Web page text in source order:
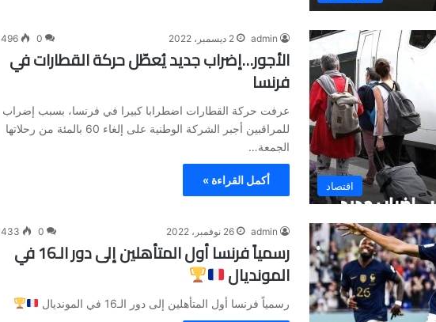
اقتصاد
admin 2 ديسمبر، 2022 0
496
الأجور…إضراب جديد يُعطّل حركة القطارات في
فرنسا
عرفت حركة القطارات اضطرابا كبيرا في فرنسا، بسبب إضراب
للمراقبين أجبر الشركة الوطنية على إلغاء 60 بالمئة من رحلاتها
الجمعة…
أكمل القراءة »
admin 26 نوفمبر، 2022 0
433
رسمياً فرنسا أول المتأهلين إلى دور الـ16 في
المونديال
رسمياً فرنسا أول المتأهلين إلى دور الـ16 في المونديال